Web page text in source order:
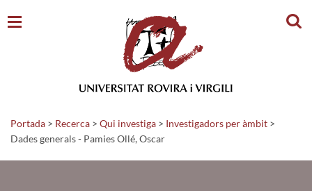
Portada > Recerca > Qui investiga > Investigadors per àmbit >
Dades generals - Pamies Ollé, Oscar